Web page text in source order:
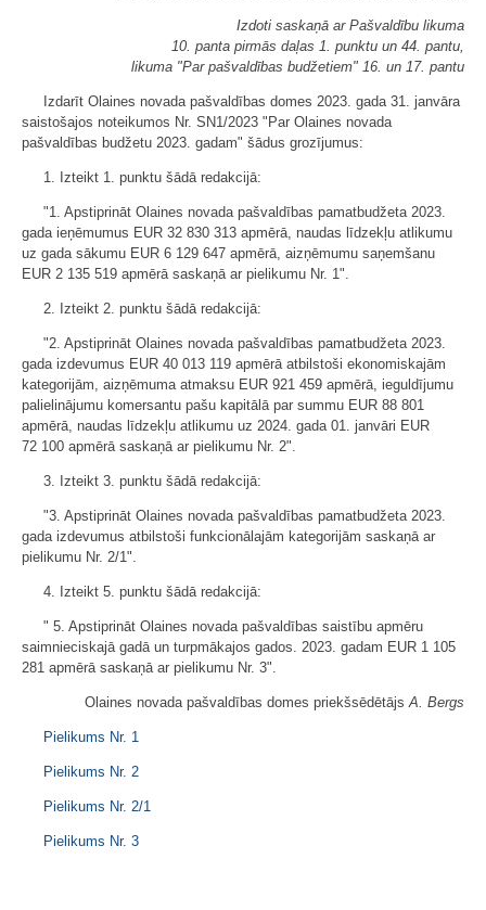
Izdoti saskaņā ar Pašvaldību likuma
10. panta pirmās daļas 1. punktu un 44. pantu,
likuma "Par pašvaldības budžetiem" 16. un 17. pantu
Izdarīt Olaines novada pašvaldības domes 2023. gada 31. janvāra
saistošajos noteikumos Nr. SN1/2023 "Par Olaines novada
pašvaldības budžetu 2023. gadam" šādus grozījumus:
1. Izteikt 1. punktu šādā redakcijā:
"1. Apstiprināt Olaines novada pašvaldības pamatbudžeta 2023.
gada ieņēmumus EUR 32 830 313 apmērā, naudas līdzekļu atlikumu
uz gada sākumu EUR 6 129 647 apmērā, aizņēmumu saņemšanu
EUR 2 135 519 apmērā saskaņā ar pielikumu Nr. 1".
2. Izteikt 2. punktu šādā redakcijā:
"2. Apstiprināt Olaines novada pašvaldības pamatbudžeta 2023.
gada izdevumus EUR 40 013 119 apmērā atbilstoši ekonomiskajām
kategorijām, aizņēmuma atmaksu EUR 921 459 apmērā, ieguldījumu
palielinājumu komersantu pašu kapitālā par summu EUR 88 801
apmērā, naudas līdzekļu atlikumu uz 2024. gada 01. janvāri EUR
72 100 apmērā saskaņā ar pielikumu Nr. 2".
3. Izteikt 3. punktu šādā redakcijā:
"3. Apstiprināt Olaines novada pašvaldības pamatbudžeta 2023.
gada izdevumus atbilstoši funkcionālajām kategorijām saskaņā ar
pielikumu Nr. 2/1".
4. Izteikt 5. punktu šādā redakcijā:
" 5. Apstiprināt Olaines novada pašvaldības saistību apmēru
saimnieciskajā gadā un turpmākajos gados. 2023. gadam EUR 1 105
281 apmērā saskaņā ar pielikumu Nr. 3".
Olaines novada pašvaldības domes priekšsēdētājsA. Bergs
Pielikums Nr. 1
Pielikums Nr. 2
Pielikums Nr. 2/1
Pielikums Nr. 3